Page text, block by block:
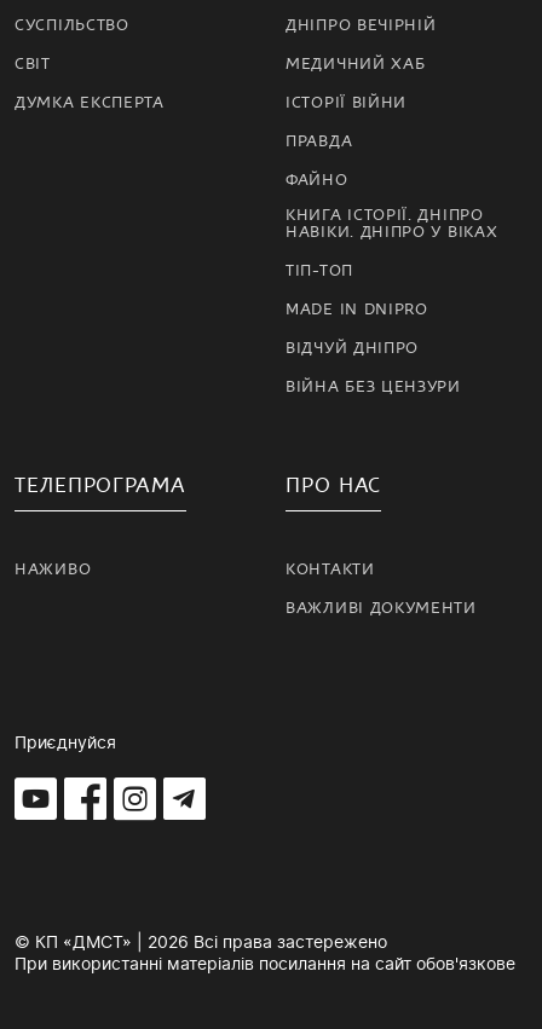
СУСПІЛЬСТВО
СВІТ
ДУМКА ЕКСПЕРТА
ДНІПРО ВЕЧІРНІЙ
МЕДИЧНИЙ ХАБ
ІСТОРІЇ ВІЙНИ
ПРАВДА
ФАЙНО
КНИГА ІСТОРІЇ. ДНІПРО
НАВІКИ. ДНІПРО У ВІКАХ
ТІП-ТОП
MADE IN DNIPRO
ВІДЧУЙ ДНІПРО
ВІЙНА БЕЗ ЦЕНЗУРИ
ТЕЛЕПРОГРАМА
НАЖИВО
ПРО НАС
КОНТАКТИ
ВАЖЛИВІ ДОКУМЕНТИ
Приєднуйся
© КП «ДМСТ» | 2026 Всі права застережено
При використанні матеріалів посилання на сайт обов'язкове